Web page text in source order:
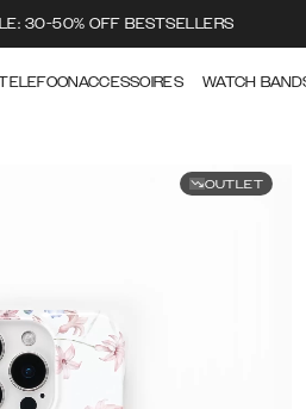
30-50% OFF BESTSELLERS
WATCH
OUTLET